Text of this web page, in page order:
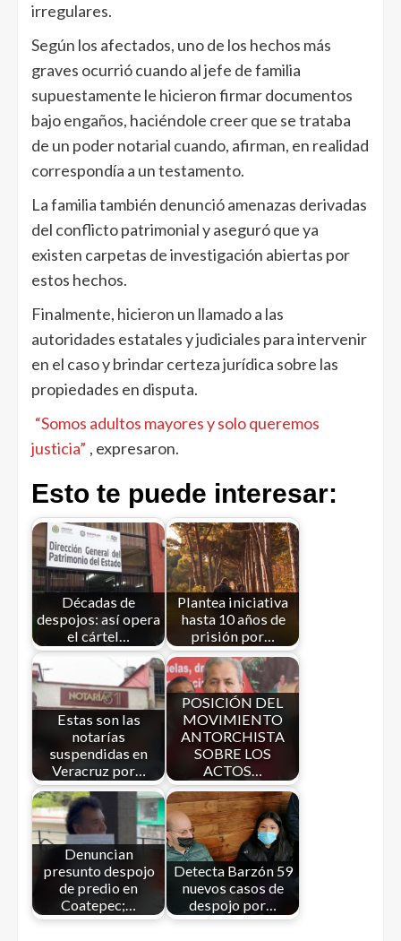
irregulares.
Según los afectados, uno de los hechos más
graves ocurrió cuando al jefe de familia
supuestamente le hicieron firmar documentos
bajo engaños, haciéndole creer que se trataba
de un poder notarial cuando, afirman, en realidad
correspondía a un testamento.
La familia también denunció amenazas derivadas
del conflicto patrimonial y aseguró que ya
existen carpetas de investigación abiertas por
estos hechos.
Finalmente, hicieron un llamado a las
autoridades estatales y judiciales para intervenir
en el caso y brindar certeza jurídica sobre las
propiedades en disputa.
“Somos adultos mayores y solo queremos
justicia” , expresaron.
Esto te puede interesar:
Décadas de
despojos: así opera
el cártel…
Plantea iniciativa
hasta 10 años de
prisión por…
Estas son las
notarías
suspendidas en
Veracruz por…
POSICIÓN DEL
MOVIMIENTO
ANTORCHISTA
SOBRE LOS
ACTOS…
Denuncian
presunto despojo
de predio en
Coatepec;…
Detecta Barzón 59
nuevos casos de
despojo por…